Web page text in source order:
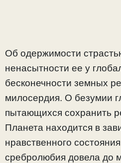
Об одержимости
ненасытности ее у
бесконечности земных
милосердия. О безумии
пытающихся сохранить
Планета находится в
нравственного
сребролюбия довела до